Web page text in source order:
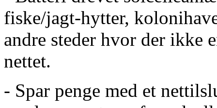
fiske/jagt-hytter,
andre steder hvor der ikke
nettet.
- Spar penge med et